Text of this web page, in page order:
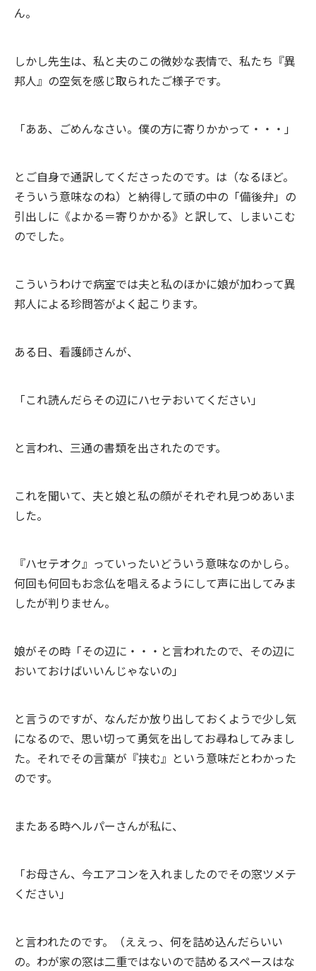
ん。
しかし先生は、私と夫のこの微妙な表情で、私たち『異
邦人』の空気を感じ取られたご様子です。
「ああ、ごめんなさい。僕の方に寄りかかって・・・」
とご自身で通訳してくださったのです。は（なるほど。
そういう意味なのね）と納得して頭の中の「備後弁」の
引出しに《よかる＝寄りかかる》と訳して、しまいこむ
のでした。
こういうわけで病室では夫と私のほかに娘が加わって異
邦人による珍問答がよく起こります。
ある日、看護師さんが、
「これ読んだらその辺にハセテおいてください」
と言われ、三通の書類を出されたのです。
これを聞いて、夫と娘と私の顔がそれぞれ見つめあいま
した。
『ハセテオク』っていったいどういう意味なのかしら。
何回も何回もお念仏を唱えるようにして声に出してみま
したが判りません。
娘がその時「その辺に・・・と言われたので、その辺に
おいておけばいいんじゃないの」
と言うのですが、なんだか放り出しておくようで少し気
になるので、思い切って勇気を出してお尋ねしてみまし
た。それでその言葉が『挟む』という意味だとわかった
のです。
またある時ヘルパーさんが私に、
「お母さん、今エアコンを入れましたのでその窓ツメテ
ください」
と言われたのです。（ええっ、何を詰め込んだらいい
の。わが家の窓は二重ではないので詰めるスペースはな